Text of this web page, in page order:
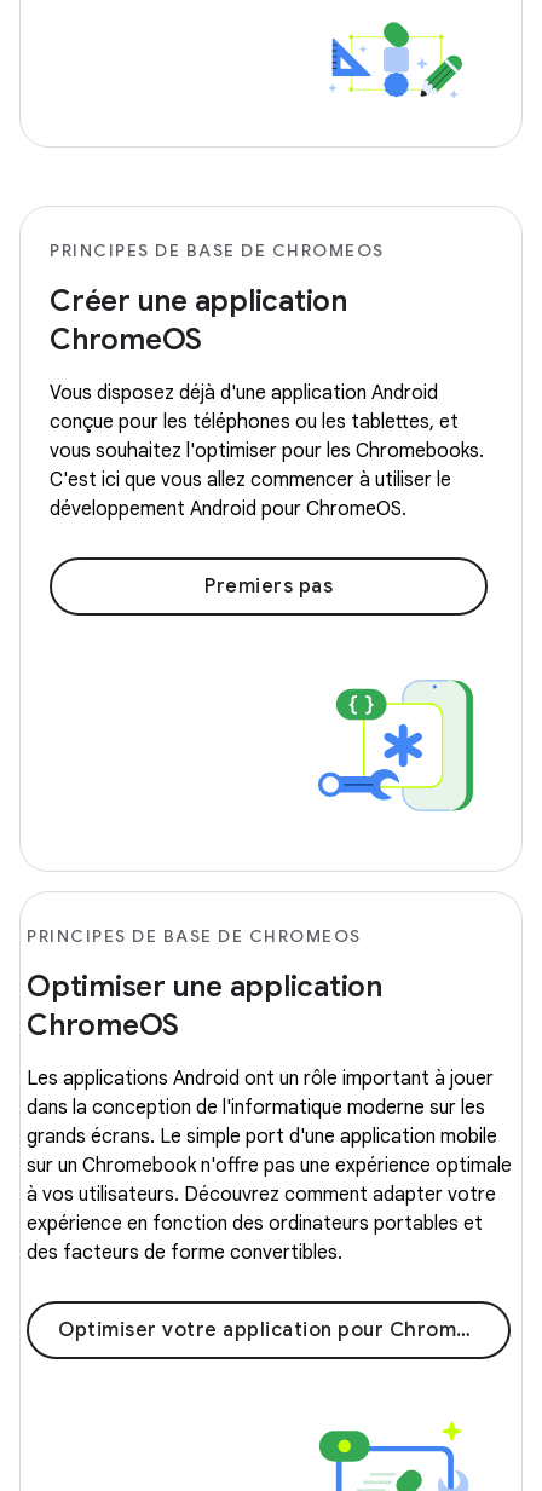
PRINCIPES DE BASE DE CHROMEOS
Créer une application
ChromeOS
Vous disposez déjà d'une application Android
conçue pour les téléphones ou les tablettes, et
vous souhaitez l'optimiser pour les Chromebooks.
C'est ici que vous allez commencer à utiliser le
développement Android pour ChromeOS.
Premiers pas
PRINCIPES DE BASE DE CHROMEOS
Optimiser une application
ChromeOS
Les applications Android ont un rôle important à jouer
dans la conception de l'informatique moderne sur les
grands écrans. Le simple port d'une application mobile
sur un Chromebook n'offre pas une expérience optimale
à vos utilisateurs. Découvrez comment adapter votre
expérience en fonction des ordinateurs portables et
des facteurs de forme convertibles.
Optimiser votre application pour ChromeOS